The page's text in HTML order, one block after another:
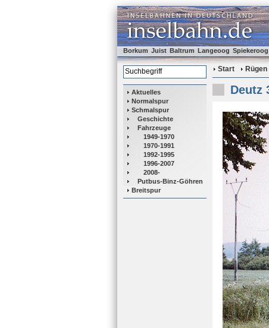
Borkum Juist Baltrum Langeoog Spiekeroog
Aktuelles
Normalspur
Schmalspur
Geschichte
Fahrzeuge
1949-1970
1970-1991
1992-1995
1996-2007
2008-
Putbus-Binz-Göhren
Breitspur
Start Rügen
Deutz